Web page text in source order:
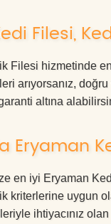
Filesi,
Filesi hizmetinde
arıyorsanız,
altına
Eryaman
en iyi Eryaman
kriterlerine uygun
ihtiyacınız